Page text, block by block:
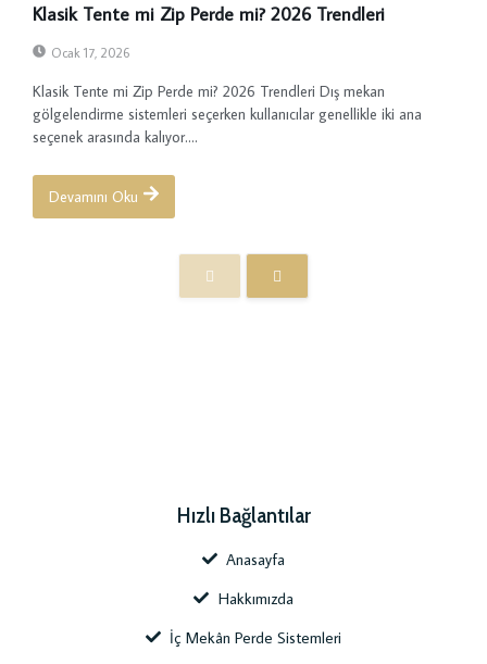
Klasik Tente mi Zip Perde mi? 2026 Trendleri
Ocak 17, 2026
Klasik Tente mi Zip Perde mi? 2026 Trendleri Dış mekan
gölgelendirme sistemleri seçerken kullanıcılar genellikle iki ana
seçenek arasında kalıyor....
Devamını Oku
Hızlı Bağlantılar
Anasayfa
Hakkımızda
İç Mekân Perde Sistemleri